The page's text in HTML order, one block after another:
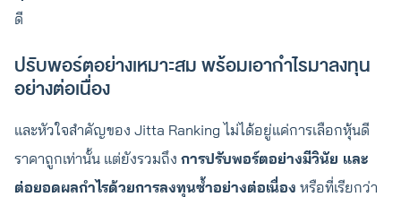
ดี
ปรับพอร์ตอย่างเหมาะสม พร้อมเอากำไรมาลงทุน
อย่างต่อเนื่อง
และหัวใจสำคัญของ Jitta Ranking ไม่ได้อยู่แค่การเลือกหุ้นดี
ราคาถูกเท่านั้น แต่ยังรวมถึง การปรับพอร์ตอย่างมีวินัย และ
ต่อยอดผลกำไรด้วยการลงทุนซ้ำอย่างต่อเนื่อง หรือที่เรียกว่า